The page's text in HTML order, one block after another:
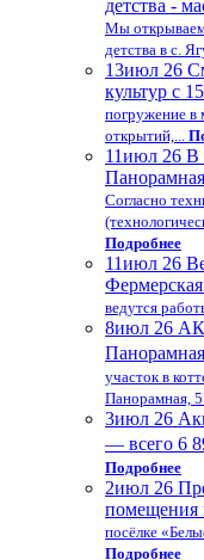
детства -
Мы
детства в с.
13июл 26
культур с
погружение в
открытий,...
11июл 26 В
Согласно
Подробнее
11июл 26
ведутся
8июл 26
участок в
Панорамная,
3июл 26
— всего 6
Подробнее
2июл 26
помещения
посёлке
Подробнее